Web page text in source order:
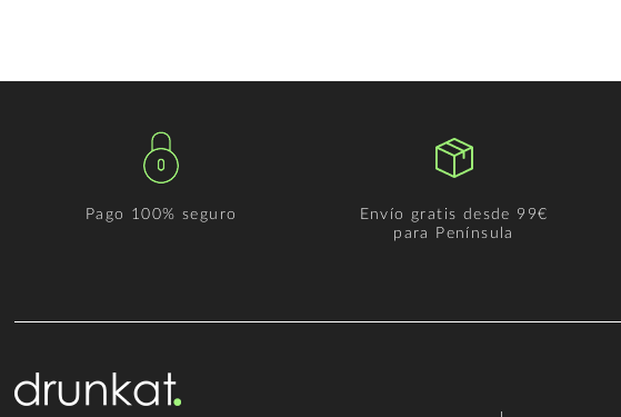
Pago 100% seguro
Envío gratis desde 99€
para Península